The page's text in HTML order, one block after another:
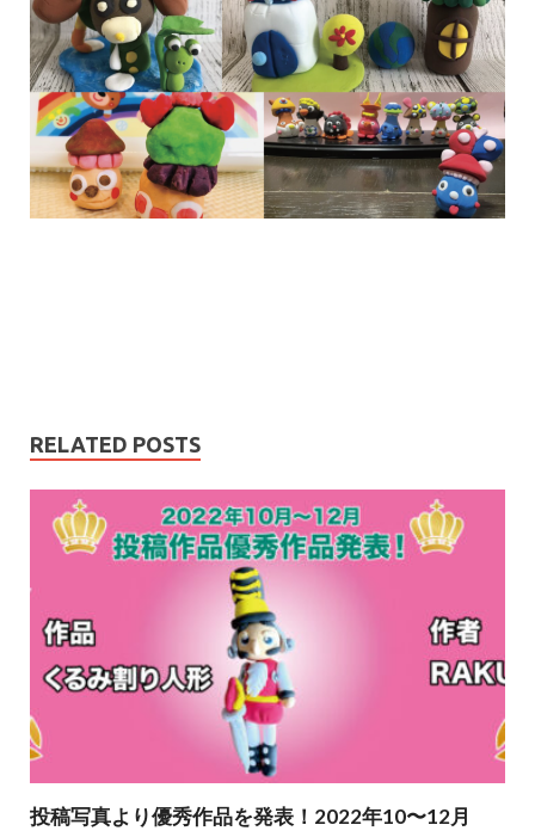
RELATED POSTS
投稿写真より優秀作品を発表！2022年10〜12月